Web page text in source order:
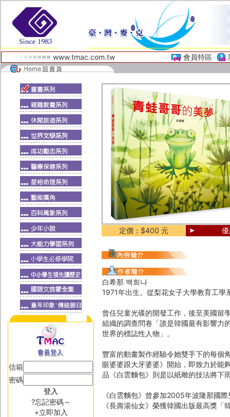
www.tmac.com.tw 會員特區
信箱
密碼
?忘記密碼～
+立即加入
定價：$400 元
白希那 백희나
1971年出生。從梨花女子大學教育工學
曾任兒童光碟的開發工作，後至美國留
組織的調查問卷「誰是韓國最有影響力
世界的標誌性人物」。
豐富的動畫製作經驗令她雙手下的每個
眼婆婆跟大牙婆婆》開始，即致力於能
品《白雲麵包》則是以紙雕的技法將下
《白雲麵包》曾參加2005年波隆那國
《長壽湯仙女》榮獲韓國出版最高獎